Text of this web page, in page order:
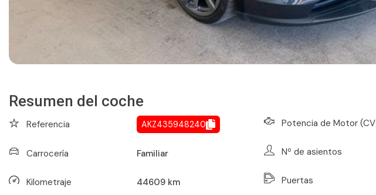
Resumen del coche
Referencia AKZ435948240
Carrocería Familiar
Kilometraje 44609 km
Potencia de Motor
Nº de asientos
Puertas